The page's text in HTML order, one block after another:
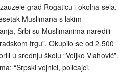
grad Rogaticu i okolna sela.
Muslimana s lakim
Srbi su Muslimanima naredili
trgu”. Okupilo se od 2.500
u srednju školu “Veljko Vlahović”.
“Srpski vojnici, policajci,